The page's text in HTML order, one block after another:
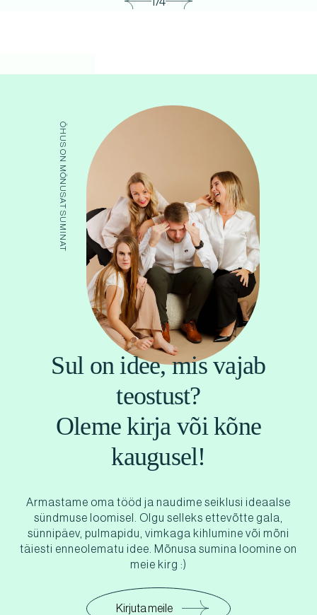
ÕHUS ON MÕNUSAT SUMINAT
Sul on idee, mis vajab
teostust?
Oleme kirja või kõne
kaugusel!
Armastame oma tööd ja naudime seiklusi ideaalse
sündmuse loomisel. Olgu selleks ettevõtte gala,
sünnipäev, pulmapidu, vimkaga kihlumine või mõni
täiesti enneolematu idee. Mõnusa sumina loomine on
meie kirg :)
Kirjuta meile